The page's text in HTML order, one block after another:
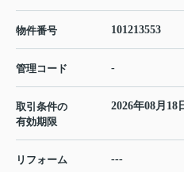
物件番号 101213553
管理コード -
取引条件の
有効期限
2026年08月18
リフォーム ---